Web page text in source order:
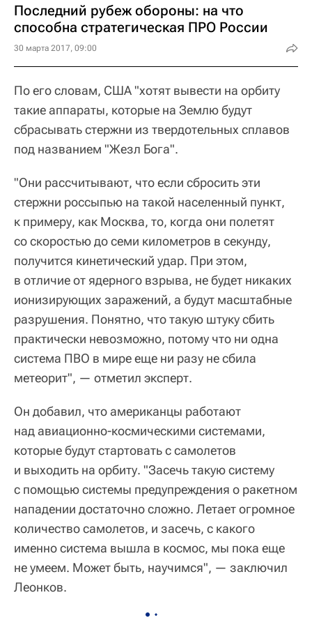
Последний рубеж обороны: на что
способна стратегическая ПРО России
30 марта 2017, 09:00
По его словам, США "хотят вывести на орбиту
такие аппараты, которые на Землю будут
сбрасывать стержни из твердотельных сплавов
под названием "Жезл Бога".
"Они рассчитывают, что если сбросить эти
стержни россыпью на такой населенный пункт,
к примеру, как Москва, то, когда они полетят
со скоростью до семи километров в секунду,
получится кинетический удар. При этом,
в отличие от ядерного взрыва, не будет никаких
ионизирующих заражений, а будут масштабные
разрушения. Понятно, что такую штуку сбить
практически невозможно, потому что ни одна
система ПВО в мире еще ни разу не сбила
метеорит", — отметил эксперт.
Он добавил, что американцы работают
над авиационно-космическими системами,
которые будут стартовать с самолетов
и выходить на орбиту. "Засечь такую систему
с помощью системы предупреждения о ракетном
нападении достаточно сложно. Летает огромное
количество самолетов, и засечь, с какого
именно система вышла в космос, мы пока еще
не умеем. Может быть, научимся", — заключил
Леонков.